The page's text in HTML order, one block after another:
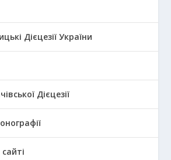
Дієцезії України
Дієцезії